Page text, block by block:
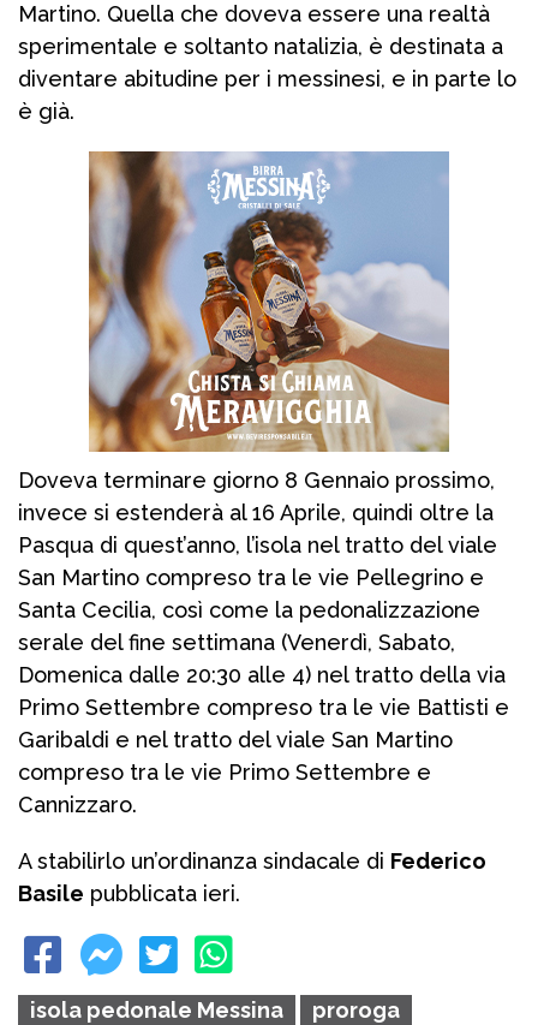
Martino. Quella che doveva essere una realtà
sperimentale e soltanto natalizia, è destinata a
diventare abitudine per i messinesi, e in parte lo
è già.
Doveva terminare giorno 8 Gennaio prossimo,
invece si estenderà al 16 Aprile, quindi oltre la
Pasqua di quest’anno, l’isola nel tratto del viale
San Martino compreso tra le vie Pellegrino e
Santa Cecilia, così come la pedonalizzazione
serale del fine settimana (Venerdì, Sabato,
Domenica dalle 20:30 alle 4) nel tratto della via
Primo Settembre compreso tra le vie Battisti e
Garibaldi e nel tratto del viale San Martino
compreso tra le vie Primo Settembre e
Cannizzaro.
A stabilirlo un’ordinanza sindacale di Federico
Basile pubblicata ieri.
isola pedonale Messina
proroga